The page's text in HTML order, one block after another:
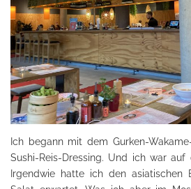
Ich begann mit dem Gurken-
Sushi-Reis-Dressing. Und ich war
Irgendwie hatte ich den asiatischen